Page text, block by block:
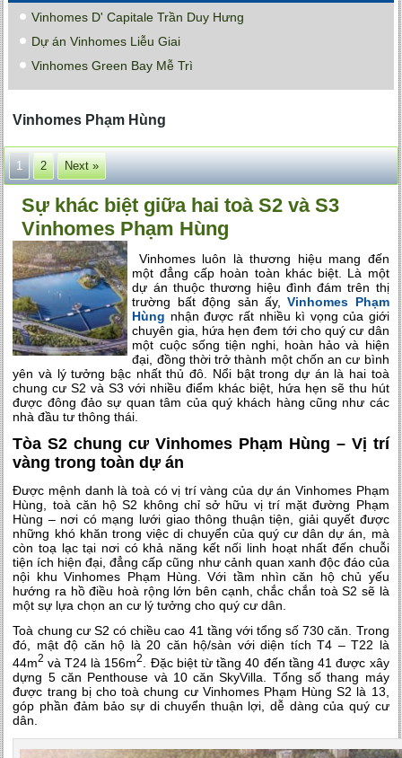
Vinhomes D' Capitale Trần Duy Hưng
Dự án Vinhomes Liễu Giai
Vinhomes Green Bay Mễ Trì
Vinhomes Phạm Hùng
1 2 Next »
Sự khác biệt giữa hai toà S2 và S3
Vinhomes Phạm Hùng
Vinhomes luôn là thương hiệu mang đến
một đẳng cấp hoàn toàn khác biệt. Là một
dự án thuộc thương hiệu đình đám trên thị
trường bất động sản ấy,Vinhomes Phạm
Hùng nhận được rất nhiều kì vọng của giới
chuyên gia, hứa hẹn đem tới cho quý cư dân
một cuộc sống tiện nghi, hoàn hảo và hiện
đại, đồng thời trở thành một chốn an cư bình
yên và lý tưởng bậc nhất thủ đô. Nổi bật trong dự án là hai toà
chung cư S2 và S3 với nhiều điểm khác biệt, hứa hẹn sẽ thu hút
được đông đảo sự quan tâm của quý khách hàng cũng như các
nhà đầu tư thông thái.
Tòa S2 chung cư Vinhomes Phạm Hùng – Vị trí
vàng trong toàn dự án
Được mệnh danh là toà có vị trí vàng của dự án Vinhomes Phạm
Hùng, toà căn hộ S2 không chỉ sở hữu vị trí mặt đường Phạm
Hùng – nơi có mạng lưới giao thông thuận tiện, giải quyết được
những khó khăn trong việc di chuyển của quý cư dân dự án, mà
còn toạ lạc tại nơi có khả năng kết nối linh hoạt nhất đến chuỗi
tiện ích hiện đại, đẳng cấp cũng như cảnh quan xanh độc đáo của
nội khu Vinhomes Phạm Hùng. Với tầm nhìn căn hộ chủ yếu
hướng ra hồ điều hoà rộng lớn bên cạnh, chắc chắn toà S2 sẽ là
một sự lựa chọn an cư lý tưởng cho quý cư dân.
Toà chung cư S2 có chiều cao 41 tầng với tổng số 730 căn. Trong
đó, mật độ căn hộ là 20 căn hộ/sàn với diện tích T4 – T22 là
44m2 và T24 là 156m2
. Đặc biệt từ tầng 40 đến tầng 41 được xây
dựng 5 căn Penthouse và 10 căn SkyVilla. Tổng số thang máy
được trang bị cho toà chung cư Vinhomes Phạm Hùng S2 là 13,
góp phần đảm bảo sự di chuyển thuận lợi, dễ dàng của quý cư
dân.